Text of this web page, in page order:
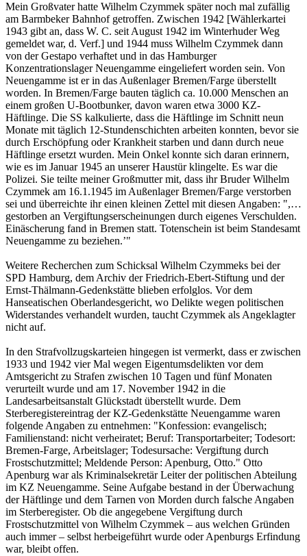
Mein Großvater hatte Wilhelm Czymmek später noch mal zufällig
am Barmbeker Bahnhof getroffen. Zwischen 1942 [Wählerkartei
1943 gibt an, dass W. C. seit August 1942 im Winterhuder Weg
gemeldet war, d. Verf.] und 1944 muss Wilhelm Czymmek dann
von der Gestapo verhaftet und in das Hamburger
Konzentrationslager Neuengamme eingeliefert worden sein. Von
Neuengamme ist er in das Außenlager Bremen/Farge überstellt
worden. In Bremen/Farge bauten täglich ca. 10.000 Menschen an
einem großen U-Bootbunker, davon waren etwa 3000 KZ-
Häftlinge. Die SS kalkulierte, dass die Häftlinge im Schnitt neun
Monate mit täglich 12-Stundenschichten arbeiten konnten, bevor sie
durch Erschöpfung oder Krankheit starben und dann durch neue
Häftlinge ersetzt wurden. Mein Onkel konnte sich daran erinnern,
wie es im Januar 1945 an unserer Haustür klingelte. Es war die
Polizei. Sie teilte meiner Großmutter mit, dass ihr Bruder Wilhelm
Czymmek am 16.1.1945 im Außenlager Bremen/Farge verstorben
sei und überreichte ihr einen kleinen Zettel mit diesen Anga­ben: ",…
gestorben an Vergiftungserscheinungen durch eigenes Verschulden.
Einäscherung fand in Bremen statt. Totenschein ist beim Standesamt
Neuengamme zu beziehen.’"
Weitere Recherchen zum Schicksal Wilhelm Czymmeks bei der
SPD Ham­burg, dem Archiv der Friedrich-Ebert-Stiftung und der
Ernst-Thälmann-Gedenkstätte blieben erfolglos. Vor dem
Hanseatischen Oberlandesgericht, wo Delikte wegen politischen
Widerstandes verhandelt wurden, taucht Czymmek als Angeklagter
nicht auf.
In den Strafvollzugskarteien hingegen ist vermerkt, dass er zwischen
1933 und 1942 vier Mal wegen Eigentumsdelikten vor dem
Amtsgericht zu Strafen zwischen 10 Tagen und fünf Monaten
verurteilt wurde und am 17. November 1942 in die
Landesarbeitsanstalt Glückstadt überstellt wurde. Dem
Sterberegistereintrag der KZ-Gedenkstätte Neuengamme waren
folgende Angaben zu entnehmen: "Konfession: evangelisch;
Familienstand: nicht verheiratet; Beruf: Transportarbeiter; Todesort:
Bremen-Farge, Arbeitslager; Todesursache: Vergiftung durch
Frostschutzmittel; Meldende Person: Apenburg, Otto." Otto
Apenburg war als Kriminalsekretär Leiter der politischen Abteilung
im KZ Neuengamme. Seine Aufgabe bestand in der Überwachung
der Häftlinge und dem Tarnen von Morden durch falsche An­gaben
im Sterberegister. Ob die angegebene Vergiftung durch
Frostschutzmittel von Wilhelm Czymmek – aus welchen Gründen
auch immer – selbst herbeigeführt wurde oder Apenburgs Erfindung
war, bleibt offen.